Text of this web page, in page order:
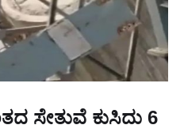
ಸೇತುವೆ ಕುಸಿದು 6